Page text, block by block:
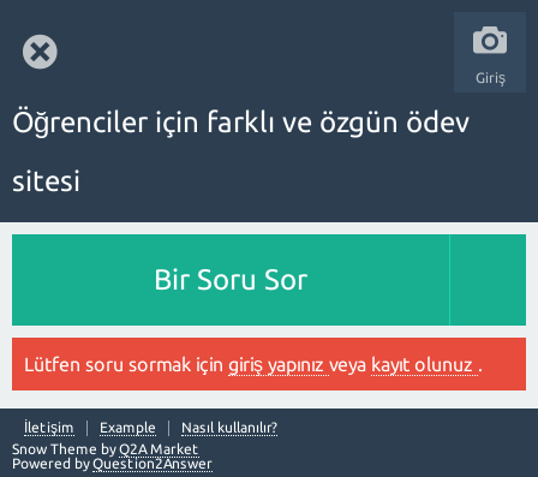
Giriş
Öğrenciler için farklı ve özgün ödev
sitesi
Bir Soru Sor
Lütfen soru sormak için giriş yapınız veya kayıt olunuz .
İletişim Example
Nasıl kullanılır?
Snow Theme byQ2A Market
Powered byQuestion2Answer